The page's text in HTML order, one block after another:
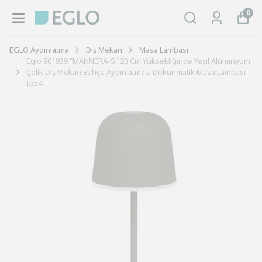
0
EGLO Aydınlatma Dış Mekan
Masa Lambası
Eglo 901939 "MANNERA-S" 20 Cm Yüksekliğinde Yeşil Alüminyum.
Çelik Dış Mekan Bahçe Aydınlatması Dokunmatik Masa Lambası
Ip54